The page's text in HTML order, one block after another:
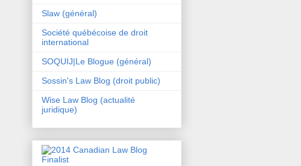
Slaw (général)
Société québécoise de droit
international
SOQUIJ|Le Blogue (général)
Sossin's Law Blog (droit public)
Wise Law Blog (actualité
juridique)